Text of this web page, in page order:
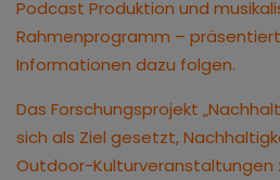
Podcast Produktion und
Rahmenprogramm –
Informationen dazu folgen.
Das Forschungsprojekt
sich als Ziel gesetzt,
Outdoor-Kulturveranstaltungen